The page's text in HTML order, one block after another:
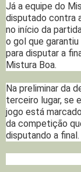
Já a equipe do
disputado contra
no início da
o gol que
para disputar a
Mistura Boa.
Na preliminar da
terceiro lugar, se
jogo está
da competição
disputando a final.